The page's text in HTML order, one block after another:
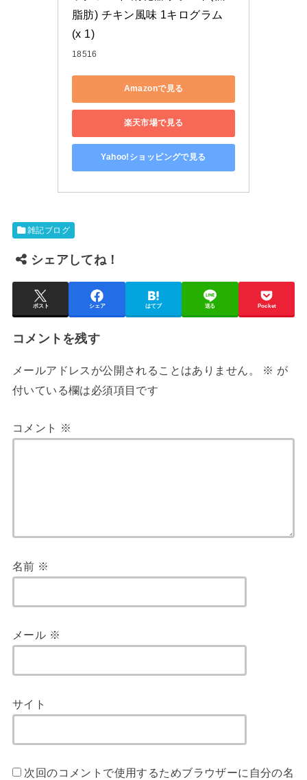
脂肪) チキン風味 1キログラム
(x 1)
18516
Amazonで見る
楽天市場で見る
Yahoo!ショッピングで見る
雑記ブログ
シェアしてね！
ポスト シェア はてブ 送る Pocket
コメントを残す
メールアドレスが公開されることはありません。 ※ が
付いている欄は必須項目です
コメント ※
名前 ※
メール ※
サイト
次回のコメントで使用するためブラウザーに自分の名